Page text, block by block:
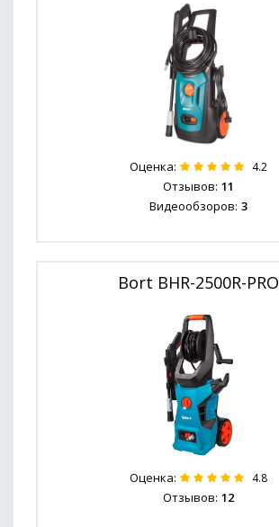
Оценка: 4.2
Отзывов: 11
Видеообзоров: 3
Bort BHR-2500R-PRO
Оценка: 4.8
Отзывов: 12